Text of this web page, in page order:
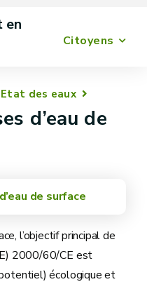
Citoyens
en
Etat des eaux
d’eau de
de surface
l’objectif principal de
2000/60/CE est
écologique et